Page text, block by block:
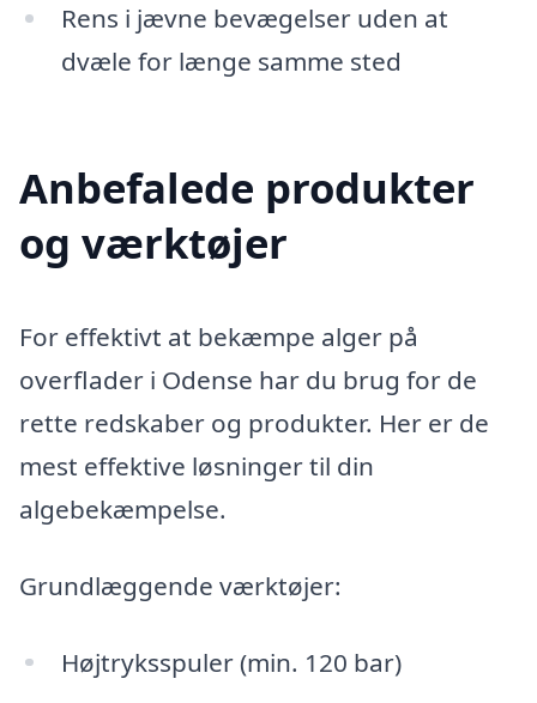
Rens i jævne bevægelser uden at
dvæle for længe samme sted
Anbefalede produkter
og værktøjer
For effektivt at bekæmpe alger på
overflader i Odense har du brug for de
rette redskaber og produkter. Her er de
mest effektive løsninger til din
algebekæmpelse.
Grundlæggende værktøjer:
Højtryksspuler (min. 120 bar)